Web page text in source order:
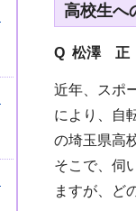
高校生へ
Q 松澤 正
近年、スポ
により、自
の埼玉県高
そこで、伺
ますが、ど